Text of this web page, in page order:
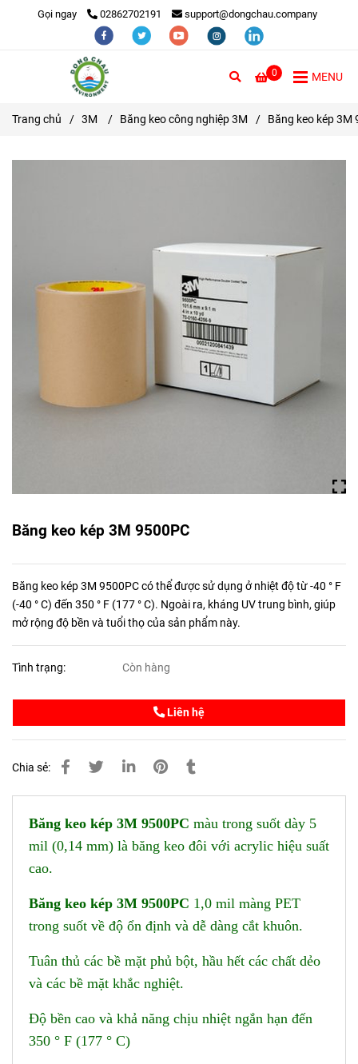
Gọi ngay 02862702191 support@dongchau.company
0 MENU
Trang chủ / 3M / Băng keo công nghiệp 3M / Băng keo kép 3M
Băng keo kép 3M 9500PC
Băng keo kép 3M 9500PC có thể được sử dụng ở nhiệt độ từ -40 ° F
(-40 ° C) đến 350 ° F (177 ° C). Ngoài ra, kháng UV trung bình, giúp
mở rộng độ bền và tuổi thọ của sản phẩm này.
Tình trạng: Còn hàng
Liên hệ
Chia sẻ:
Băng keo kép 3M 9500PC màu trong suốt dày 5
mil (0,14 mm) là băng keo đôi với acrylic hiệu suất
cao.
Băng keo kép 3M 9500PC 1,0 mil màng PET
trong suốt về độ ổn định và dễ dàng cắt khuôn.
Tuân thủ các bề mặt phủ bột, hầu hết các chất dẻo
và các bề mặt khắc nghiệt.
Độ bền cao và khả năng chịu nhiệt ngắn hạn đến
350 ° F (177 ° C)